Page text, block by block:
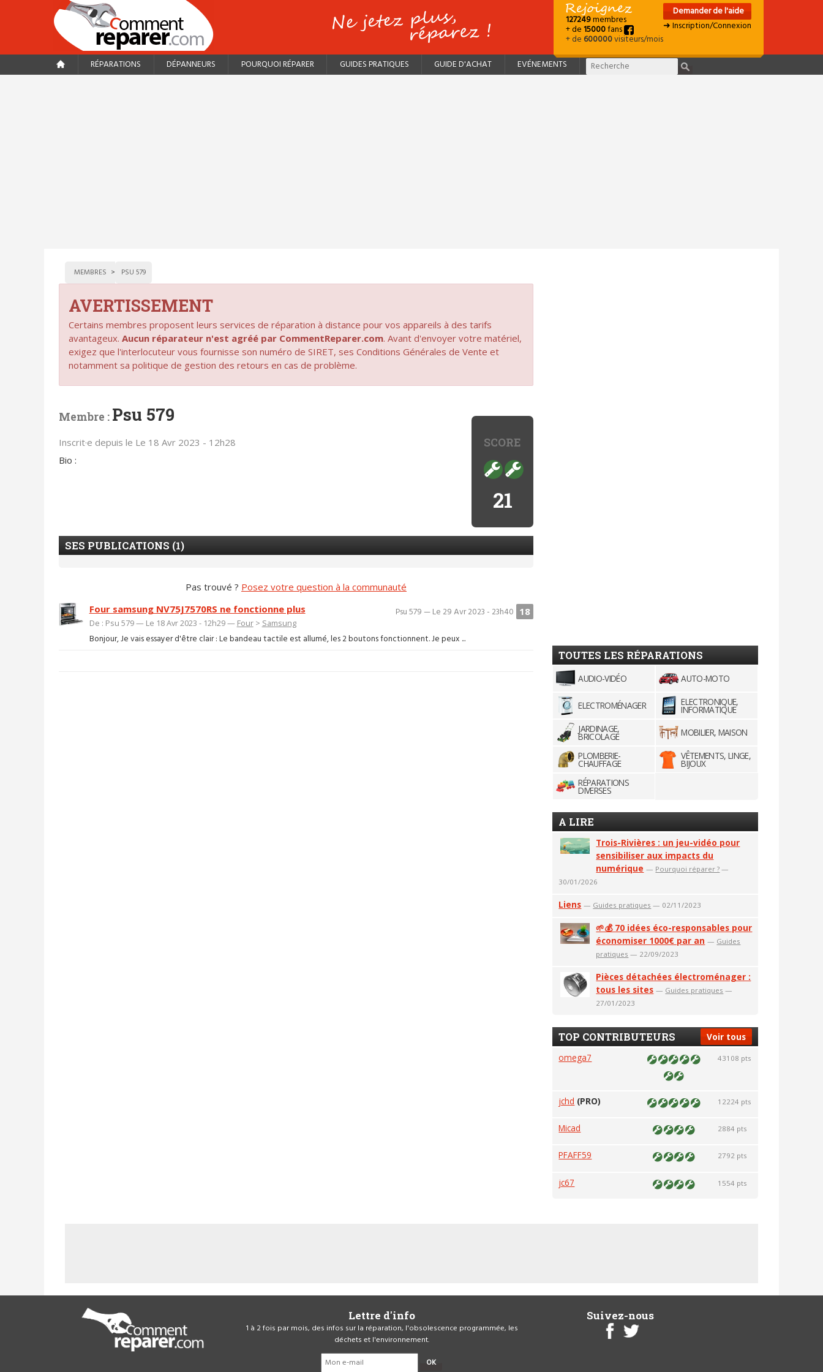
127249membres
+ de15000fans
+ de600000visiteurs/mois
Demander de l'aide
➜ Inscription/Connexion
RÉPARATIONS DÉPANNEURS POURQUOI RÉPARER GUIDES PRATIQUES GUIDE D'ACHAT EVÉNEMENTS
MEMBRES PSU 579
AVERTISSEMENT
Certains membres proposent leurs services de réparation à distance pour vos appareils à des tarifs
avantageux. Aucun réparateur n'est agréé par CommentReparer.com. Avant d'envoyer votre matériel,
exigez que l'interlocuteur vous fournisse son numéro de SIRET, ses Conditions Générales de Vente et
notamment sa politique de gestion des retours en cas de problème.
SCORE
21
Membre : Psu 579
Inscrit·e depuis le Le 18 Avr 2023 - 12h28
Bio :
SES PUBLICATIONS (1)
Pas trouvé ? Posez votre question à la communauté
18
Psu 579 — Le 29 Avr 2023 - 23h40
Four samsung NV75J7570RS ne fonctionne plus
De : Psu 579 — Le 18 Avr 2023 - 12h29 — Four> Samsung
Bonjour, Je vais essayer d'être clair : Le bandeau tactile est allumé, les 2 boutons fonctionnent. Je peux ...
TOUTES LES RÉPARATIONS
AUDIO-VIDÉO AUTO-MOTO
ELECTROMÉNAGER ELECTRONIQUE,
INFORMATIQUE
JARDINAGE,
BRICOLAGE
MOBILIER, MAISON
PLOMBERIE-
CHAUFFAGE
VÊTEMENTS, LINGE,
BIJOUX
RÉPARATIONS
DIVERSES
A LIRE
Trois-Rivières : un jeu-vidéo pour
sensibiliser aux impacts du
numérique — Pourquoi réparer ? —
30/01/2026
Liens — Guides pratiques — 02/11/2023
🌱💰 70 idées éco-responsables pour
économiser 1000€ par an — Guides
pratiques — 22/09/2023
Pièces détachées électroménager :
tous les sites — Guides pratiques —
27/01/2023
Voir tous
TOP CONTRIBUTEURS
omega7 43108 pts
jchd (PRO) 12224 pts
Micad 2884 pts
PFAFF59 2792 pts
jc67 1554 pts
Lettre d'info
1 à 2 fois par mois, des infos sur la réparation, l'obsolescence programmée, les
déchets et l'environnement.
OK
Suivez-nous